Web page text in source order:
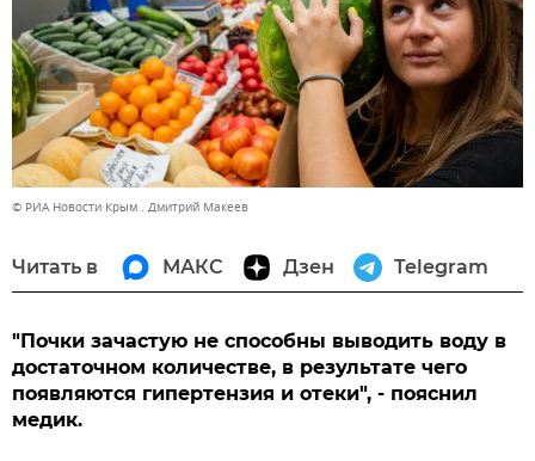
© РИА Новости Крым . Дмитрий Макеев
Читать в МАКС Дзен Telegram
"Почки зачастую не способны выводить воду в
достаточном количестве, в результате чего
появляются гипертензия и отеки", - пояснил
медик.